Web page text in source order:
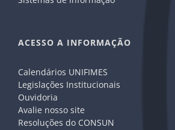
ACESSO A INFORMAÇÃO
Calendários UNIFIMES
Legislações Institucionais
Ouvidoria
Avalie nosso site
Resoluções do CONSUN